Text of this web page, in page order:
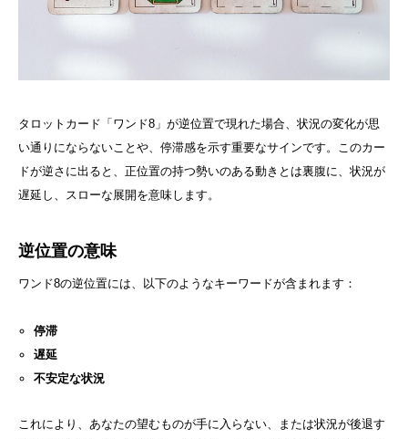
タロットカード「ワンド8」が逆位置で現れた場合、状況の変化が思
い通りにならないことや、停滞感を示す重要なサインです。このカー
ドが逆さに出ると、正位置の持つ勢いのある動きとは裏腹に、状況が
遅延し、スローな展開を意味します。
逆位置の意味
ワンド8の逆位置には、以下のようなキーワードが含まれます：
停滞
遅延
不安定な状況
これにより、あなたの望むものが手に入らない、または状況が後退す